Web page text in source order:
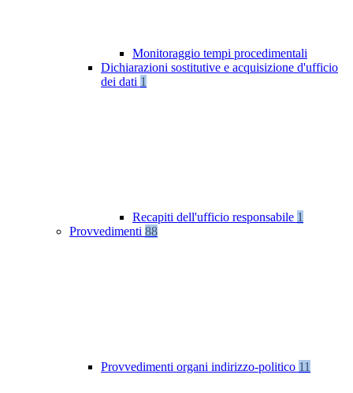
Monitoraggio tempi procedimentali
Dichiarazioni sostitutive e acquisizione d'ufficio
dei dati 1
Recapiti dell'ufficio responsabile 1
Provvedimenti 88
Provvedimenti organi indirizzo-politico 11